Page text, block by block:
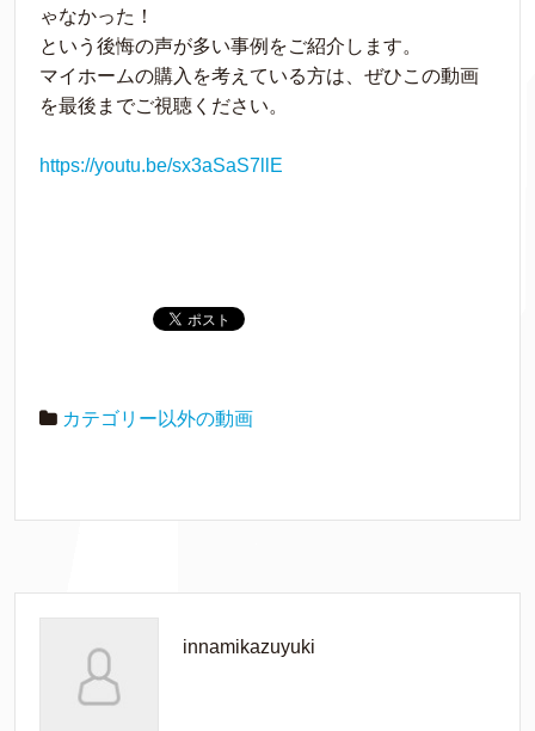
ゃなかった！
という後悔の声が多い事例をご紹介します。
マイホームの購入を考えている方は、ぜひこの動画
を最後までご視聴ください。
https://youtu.be/sx3aSaS7llE
カテゴリー以外の動画
innamikazuyuki